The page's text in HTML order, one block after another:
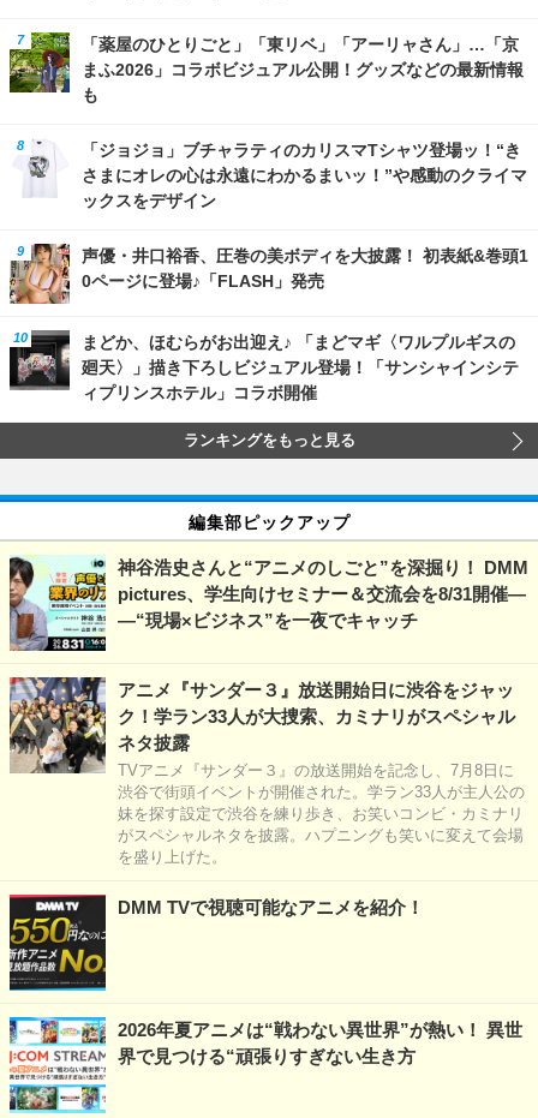
「薬屋のひとりごと」「東リベ」「アーリャさん」…「京
まふ2026」コラボビジュアル公開！グッズなどの最新情報
も
「ジョジョ」ブチャラティのカリスマTシャツ登場ッ！“き
さまにオレの心は永遠にわかるまいッ！”や感動のクライマ
ックスをデザイン
声優・井口裕香、圧巻の美ボディを大披露！ 初表紙&巻頭1
0ページに登場♪「FLASH」発売
まどか、ほむらがお出迎え♪ 「まどマギ〈ワルプルギスの
廻天〉」描き下ろしビジュアル登場！「サンシャインシテ
ィプリンスホテル」コラボ開催
ランキングをもっと見る
編集部ピックアップ
神谷浩史さんと“アニメのしごと”を深掘り！ DMM
pictures、学生向けセミナー＆交流会を8/31開催―
―“現場×ビジネス”を一夜でキャッチ
アニメ『サンダー３』放送開始日に渋谷をジャッ
ク！学ラン33人が大捜索、カミナリがスペシャル
ネタ披露
TVアニメ『サンダー３』の放送開始を記念し、7月8日に
渋谷で街頭イベントが開催された。学ラン33人が主人公の
妹を探す設定で渋谷を練り歩き、お笑いコンビ・カミナリ
がスペシャルネタを披露。ハプニングも笑いに変えて会場
を盛り上げた。
DMM TVで視聴可能なアニメを紹介！
2026年夏アニメは“戦わない異世界”が熱い！ 異世
界で見つける“頑張りすぎない生き方